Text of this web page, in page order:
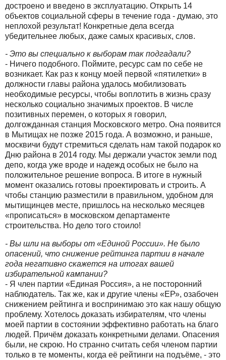
достроено и введено в эксплуатацию. Открыть 14
объектов социальной сферы в течение года - думаю, это
неплохой результат! Конкретные дела всегда
убедительнее любых, даже самых красивых, слов.
- Это вы специально к выборам так подгадали?
- Ничего подобного. Поймите, ресурс сам по себе не
возникает. Как раз к концу моей первой «пятилетки» в
должности главы района удалось мобилизовать
необходимые ресурсы, чтобы воплотить в жизнь сразу
несколько социально значимых проектов. В числе
позитивных перемен, о которых я говорил,
долгожданная станция Московского метро. Она появится
в Мытищах не позже 2015 года. А возможно, и раньше,
москвичи будут стремиться сделать нам такой подарок ко
Дню района в 2014 году. Мы держали участок земли под
депо, когда уже вроде и надежд особых не было на
положительное решение вопроса. В итоге в нужный
момент оказались готовы проектировать и строить. А
чтобы станцию разместили в правильном, удобном для
мытищинцев месте, пришлось на несколько месяцев
«прописаться» в московском департаменте
строительства. Но дело того стоило!
- Вы шли на выборы от «Единой России». Не было
опасений, что снижение рейтинга партии в начале
года негативно скажется на итогах вашей
избирательной кампании?
- Я член партии «Единая Россия», а не посторонний
наблюдатель. Так же, как и другие члены «ЕР», озабочен
снижением рейтинга и воспринимаю это как нашу общую
проблему. Хотелось доказать избирателям, что члены
моей партии в состоянии эффективно работать на благо
людей. Причём доказать конкретными делами. Опасения
были, не скрою. Но странно считать себя членом партии
только в те моменты, когда её рейтинги на подъёме, - это